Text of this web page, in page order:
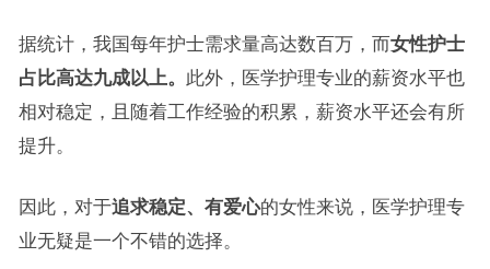
据统计，我国每年护士需求量高达数百万，而女性护士
占比高达九成以上。 此外，医学护理专业的薪资水平也
相对稳定，且随着工作经验的积累，薪资水平还会有所
提升。
因此，对于追求稳定、有爱心的女性来说，医学护理专
业无疑是一个不错的选择。